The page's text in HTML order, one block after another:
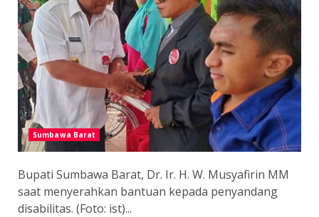
Sumbawa Barat
Bupati Sumbawa Barat, Dr. Ir. H. W. Musyafirin MM
saat menyerahkan bantuan kepada penyandang
disabilitas. (Foto: ist)...